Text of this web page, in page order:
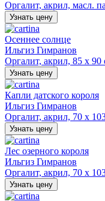
Оргалит, акрил, масл.
Узнать цену
Осеннее солнце
Ильгиз Гимранов
Оргалит, акрил, 85 х 90
Узнать цену
Капли датского короля
Ильгиз Гимранов
Оргалит, акрил, 70 х
Узнать цену
Лес озерного короля
Ильгиз Гимранов
Оргалит, акрил, 70 х
Узнать цену